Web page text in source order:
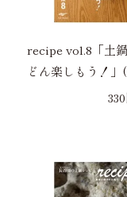
recipe vol.8「土
どん楽しもう！」